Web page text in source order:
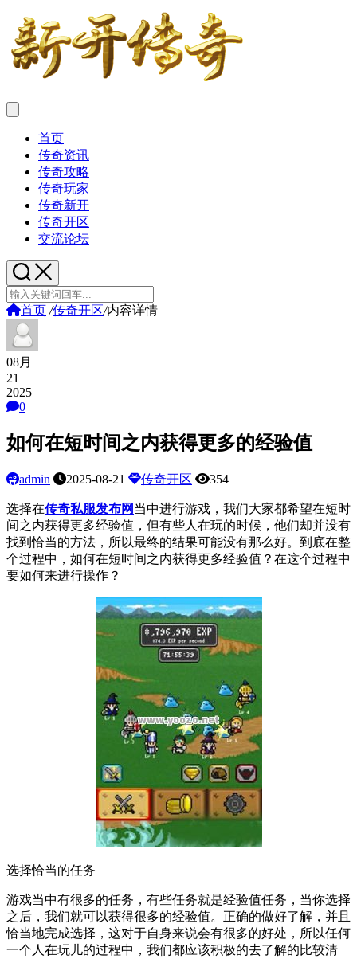
首页
传奇资讯
传奇攻略
传奇玩家
传奇新开
传奇开区
交流论坛
首页 /传奇开区/内容详情
08月
21
2025
0
如何在短时间之内获得更多的经验值
admin 2025-08-21 传奇开区 354
选择在传奇私服发布网当中进行游戏，我们大家都希望在短时
间之内获得更多经验值，但有些人在玩的时候，他们却并没有
找到恰当的方法，所以最终的结果可能没有那么好。到底在整
个过程中，如何在短时间之内获得更多经验值？在这个过程中
要如何来进行操作？
选择恰当的任务
游戏当中有很多的任务，有些任务就是经验值任务，当你选择
之后，我们就可以获得很多的经验值。正确的做好了解，并且
恰当地完成选择，这对于自身来说会有很多的好处，所以任何
一个人在玩儿的过程中，我们都应该积极的去了解的比较清